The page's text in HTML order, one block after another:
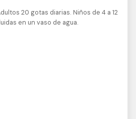
20 gotas diarias. Niños de 4 a 12
en un vaso de agua.